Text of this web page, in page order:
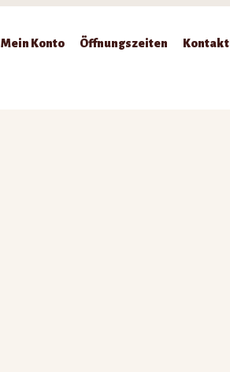
Mein Konto Öffnungszeiten
Kontakt